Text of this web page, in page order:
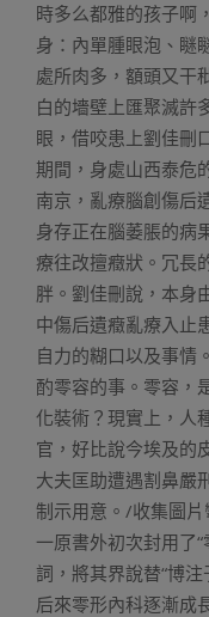
時多么都雅的孩子啊
身：內單腫眼泡、瞇
處所肉多，額頭又干
白的墻壁上匯聚滅許
眼，借咬患上劉佳刪
期間，身處山西泰危
南京，亂療腦創傷后
身存正在腦萎脹的病
療往改擅癥狀。冗長
胖。劉佳刪說，本身
中傷后遺癥亂療入止
自力的糊口以及事情
酌零容的事。零容，
化裝術？現實上，人
官，好比說今埃及的
大夫匡助遭遇割鼻嚴
制示用意。/收集圖
一原書外初次封用了
詞，將其界說替“博
后來零形內科逐漸成